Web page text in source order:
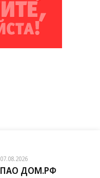
07.08.2026
ПАО ДОМ.РФ